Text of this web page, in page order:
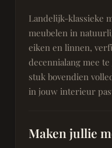
Landelijk-klassieke
meubelen in
eiken en linnen,
decennialang mee
stuk bovendien
in jouw interieur
Maken jullie